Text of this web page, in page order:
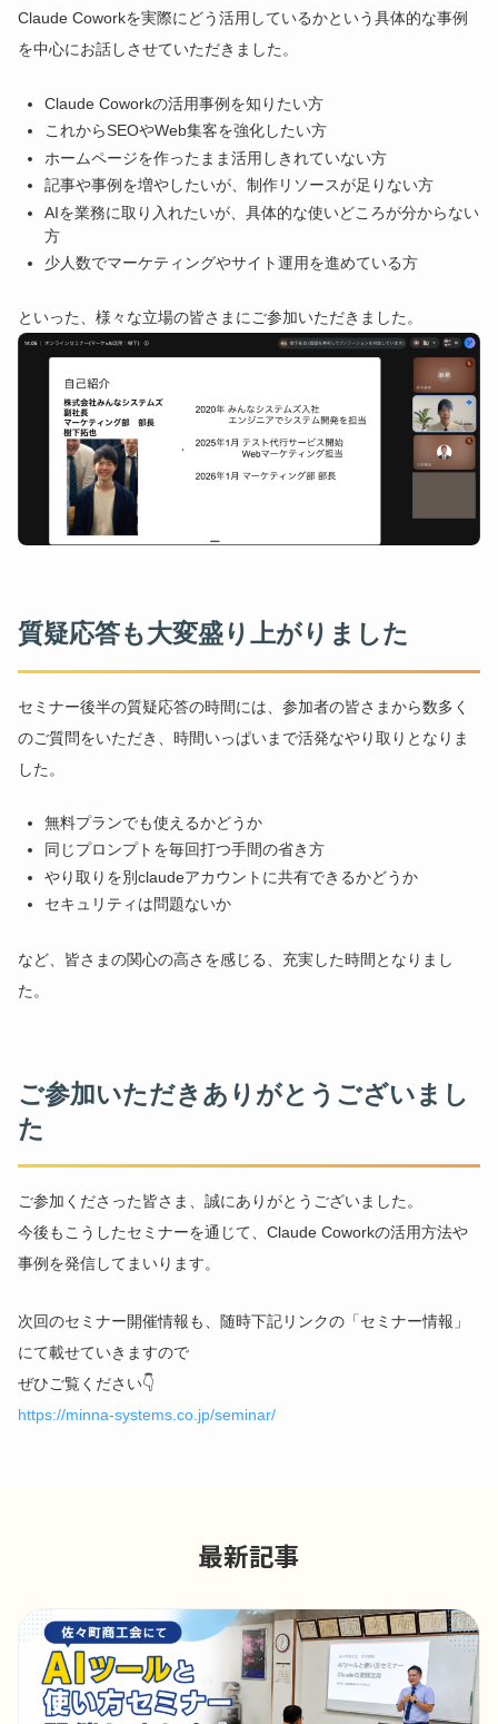
Claude Coworkを実際にどう活用しているかという具体的な事例
を中心にお話しさせていただきました。
Claude Coworkの活用事例を知りたい方
これからSEOやWeb集客を強化したい方
ホームページを作ったまま活用しきれていない方
記事や事例を増やしたいが、制作リソースが足りない方
AIを業務に取り入れたいが、具体的な使いどころが分からない
方
少人数でマーケティングやサイト運用を進めている方
といった、様々な立場の皆さまにご参加いただきました。
質疑応答も大変盛り上がりました
セミナー後半の質疑応答の時間には、参加者の皆さまから数多く
のご質問をいただき、時間いっぱいまで活発なやり取りとなりま
した。
無料プランでも使えるかどうか
同じプロンプトを毎回打つ手間の省き方
やり取りを別claudeアカウントに共有できるかどうか
セキュリティは問題ないか
など、皆さまの関心の高さを感じる、充実した時間となりまし
た。
ご参加いただきありがとうございまし
た
ご参加くださった皆さま、誠にありがとうございました。
今後もこうしたセミナーを通じて、Claude Coworkの活用方法や
事例を発信してまいります。
次回のセミナー開催情報も、随時下記リンクの「セミナー情報」
にて載せていきますので
ぜひご覧ください👇
https://minna-systems.co.jp/seminar/
最新記事